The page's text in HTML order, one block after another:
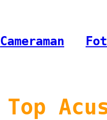
Cameraman
Top